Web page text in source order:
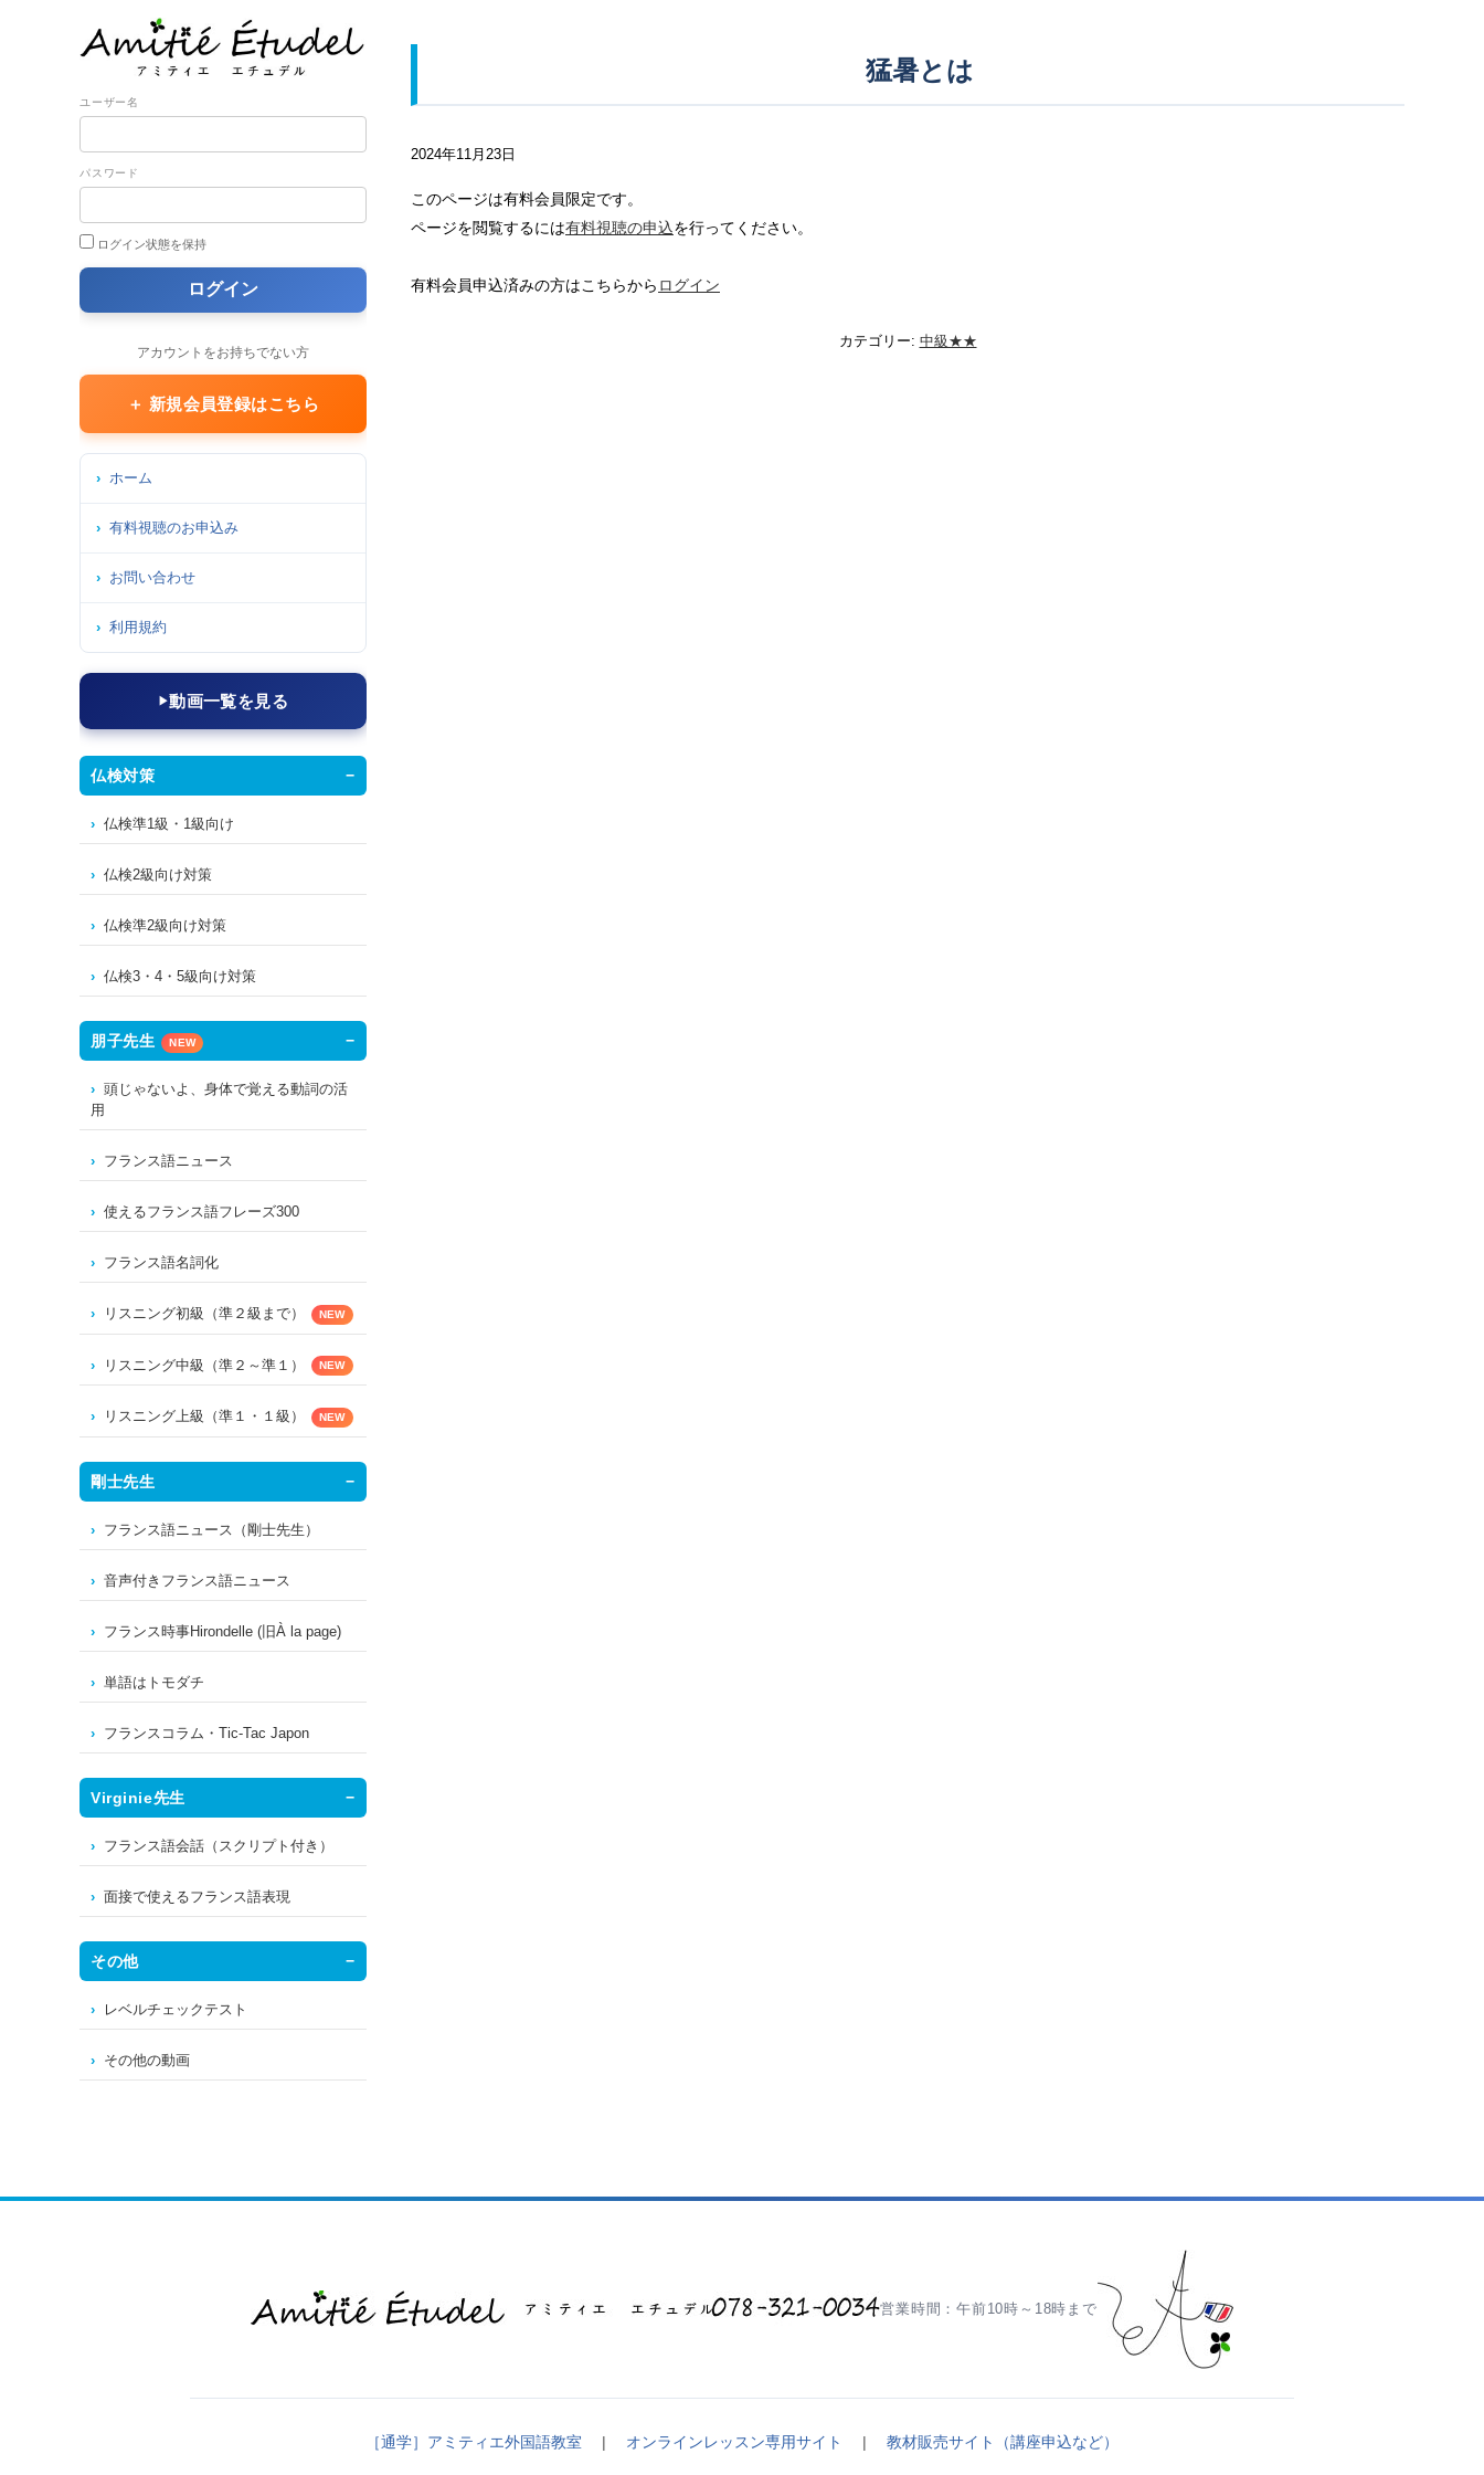
猛暑とは
2024年11月23日
このページは有料会員限定です。
ページを閲覧するには有料視聴の申込を行ってください。
有料会員申込済みの方はこちらから ログイン
カテゴリー: 中級★★
ユーザー名
パスワード
ログイン状態を保持
アカウントをお持ちでない方
＋ 新規会員登録はこちら
ホーム
有料視聴のお申込み
お問い合わせ
利用規約
動画一覧を見る
仏検対策
仏検準1級・1級向け
仏検2級向け対策
仏検準2級向け対策
仏検3・4・5級向け対策
朋子先生 NEW
頭じゃないよ、身体で覚える動詞の活
用
フランス語ニュース
使えるフランス語フレーズ300
フランス語名詞化
リスニング初級（準２級まで） NEW
リスニング中級（準２～準１） NEW
リスニング上級（準１・１級） NEW
剛士先生
フランス語ニュース（剛士先生）
音声付きフランス語ニュース
フランス時事Hirondelle (旧À la page)
単語はトモダチ
フランスコラム・Tic-Tac Japon
Virginie先生
フランス語会話（スクリプト付き）
面接で使えるフランス語表現
その他
レベルチェックテスト
その他の動画
営業時間：午前10時～18時まで
［通学］アミティエ外国語教室 | オンラインレッスン専用サイト | 教材販売サイト（講座申込など）